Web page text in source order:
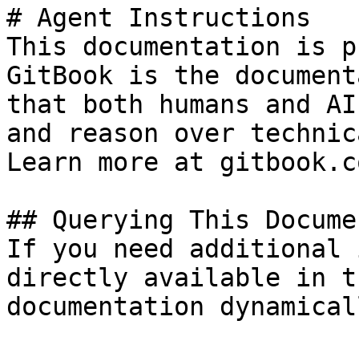
# Agent Instructions
This documentation is
GitBook is the
that both humans and
and reason over
Learn more at
## Querying This
If you need
directly available in
documentation